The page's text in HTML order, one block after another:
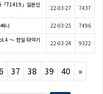
「T1419」일본인
22-03-27 7437
니 22-03-25 7496
～ 한일 타악기
22-03-24 9322
37 38 39 40 »Next